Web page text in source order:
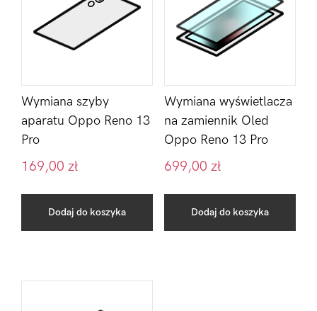
Wymiana szyby
aparatu Oppo Reno 13
Pro
169,00 zł
Dodaj do koszyka
Wymiana wyświetlacza
na zamiennik Oled
Oppo Reno 13 Pro
699,00 zł
Dodaj do koszyka